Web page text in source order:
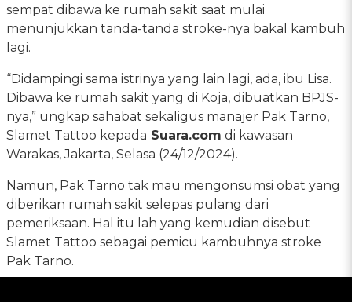
sempat dibawa ke rumah sakit saat mulai
menunjukkan tanda-tanda stroke-nya bakal kambuh
lagi.
“Didampingi sama istrinya yang lain lagi, ada, ibu Lisa.
Dibawa ke rumah sakit yang di Koja, dibuatkan BPJS-
nya,” ungkap sahabat sekaligus manajer Pak Tarno,
Slamet Tattoo kepada Suara.com di kawasan
Warakas, Jakarta, Selasa (24/12/2024).
Namun, Pak Tarno tak mau mengonsumsi obat yang
diberikan rumah sakit selepas pulang dari
pemeriksaan. Hal itu lah yang kemudian disebut
Slamet Tattoo sebagai pemicu kambuhnya stroke
Pak Tarno.